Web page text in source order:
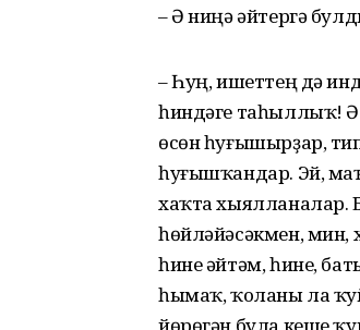
– Ә ниңә әйтергә
– Һуң, ишеттең дә
һиндәге таһыллыҡ!
өсөн һуғышырҙар,
һуғышҡандар. Эй,
хаҡта хыялланалар.
һөйләйәсәкмен, мин,
һине әйтәм, һине,
һымаҡ, ҡоланы ла